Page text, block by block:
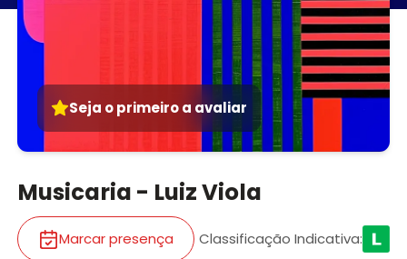
Seja o primeiro a avaliar
Musicaria - Luiz Viola
Marcar presença Classificação Indicativa: